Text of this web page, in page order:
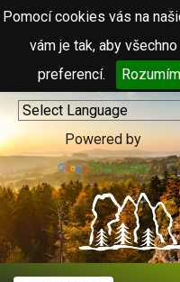
Pomocí cookies vás na
vám je tak, aby
preferencí.
Powered by
Translate